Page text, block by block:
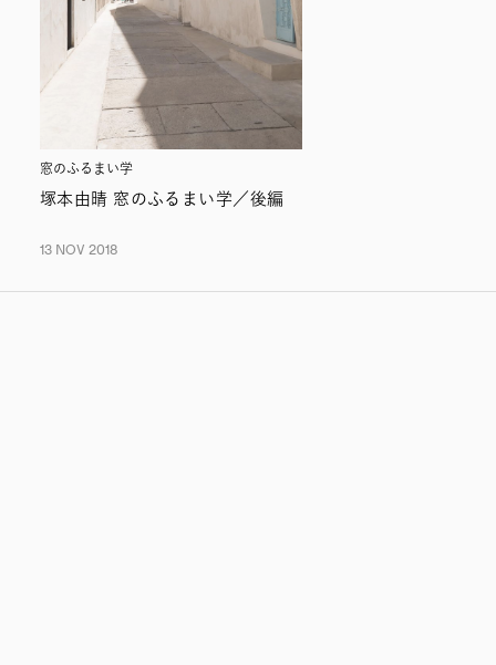
窓のふるまい学
塚本由晴 窓のふるまい学／後編
13 NOV 2018